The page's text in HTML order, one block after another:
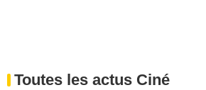
Toutes les actus Ciné